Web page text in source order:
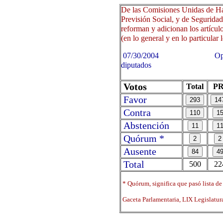
De las Comisiones Unidas de
Previsión Social, y de
reforman y adicionan los
(en lo general y en lo particular
07/30/2004 Oprima
diputados
Votos Total
Favor
Contra
Abstención
Quórum *
Ausente
Total
500
* Quórum, significa que pasó lista
Gaceta Parlamentaria, LIX